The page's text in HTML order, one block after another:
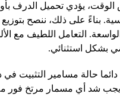
يؤدي تحميل الدرف
بناءً على ذلك، ننصح بتوزيع
التعامل اللطيف مع
بشكل استثنائي.
حالة مسامير التثبيت في
يجب شد أي مسمار مرتخ فور